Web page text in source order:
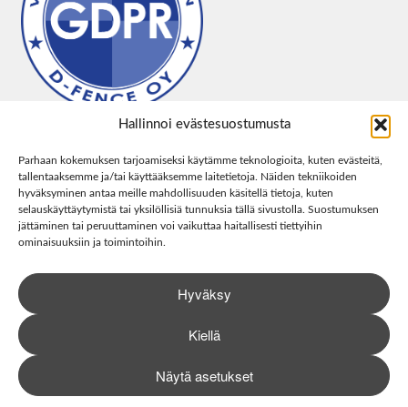
Hallinnoi evästesuostumusta
Parhaan kokemuksen tarjoamiseksi käytämme teknologioita, kuten evästeitä,
tallentaaksemme ja/tai käyttääksemme laitetietoja. Näiden tekniikoiden
hyväksyminen antaa meille mahdollisuuden käsitellä tietoja, kuten
selauskäyttäytymistä tai yksilöllisiä tunnuksia tällä sivustolla. Suostumuksen
jättäminen tai peruuttaminen voi vaikuttaa haitallisesti tiettyihin
ominaisuuksiin ja toimintoihin.
Hyväksy
Kiellä
Näytä asetukset
0